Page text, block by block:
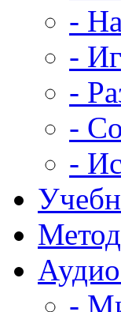
-
-
-
-
-